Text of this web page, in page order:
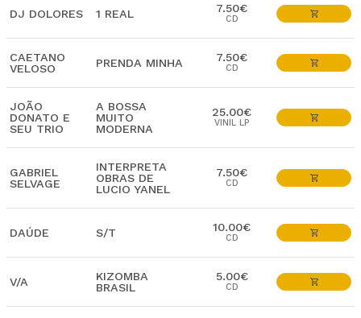
DJ DOLORES 1 REAL 7.50€
CD
CAETANO
VELOSO
PRENDA MINHA 7.50€
CD
JOÃO
DONATO E
SEU TRIO
A BOSSA
MUITO
MODERNA
25.00€
VINIL LP
GABRIEL
SELVAGE
INTERPRETA
OBRAS DE
LUCIO YANEL
7.50€
CD
DAÚDE S/T 10.00€
CD
V/A
KIZOMBA
BRASIL
5.00€
CD